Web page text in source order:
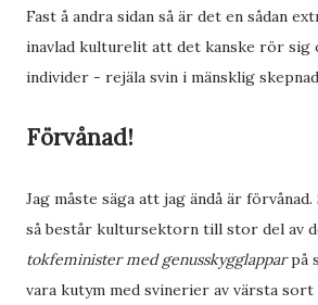
Fast å andra sidan så är det en sådan
inavlad kulturelit att det kanske rör sig
individer - rejäla svin i mänsklig
Förvånad!
Jag måste säga att jag ändå är
så består kultursektorn till stor del av
tokfeminister med genusskygglapparpå
vara kutym med svinerier av värsta